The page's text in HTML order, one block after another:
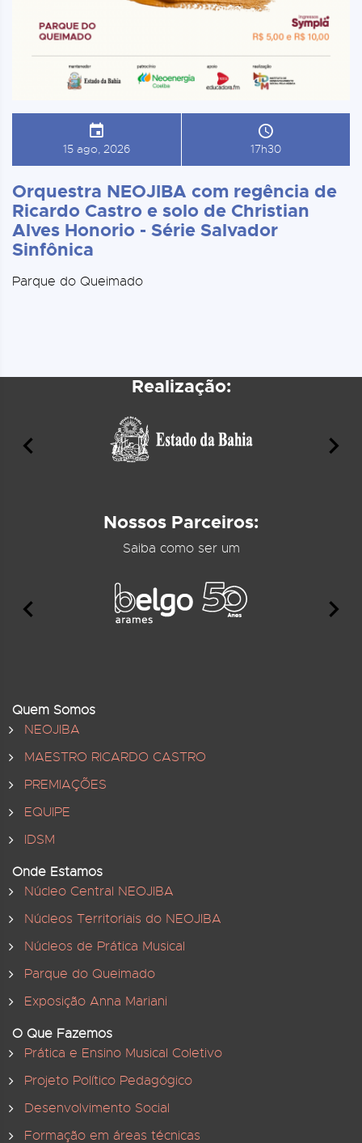
15 ago, 2026 17h30
Orquestra NEOJIBA com regência de
Ricardo Castro e solo de Christian
Alves Honorio - Série Salvador
Sinfônica
Parque do Queimado
Realização:
Nossos Parceiros:
Saiba como ser um
Quem Somos
NEOJIBA
MAESTRO RICARDO CASTRO
PREMIAÇÕES
EQUIPE
IDSM
Onde Estamos
Núcleo Central NEOJIBA
Núcleos Territoriais do NEOJIBA
Núcleos de Prática Musical
Parque do Queimado
Exposição Anna Mariani
O Que Fazemos
Prática e Ensino Musical Coletivo
Projeto Político Pedagógico
Desenvolvimento Social
Formação em áreas técnicas